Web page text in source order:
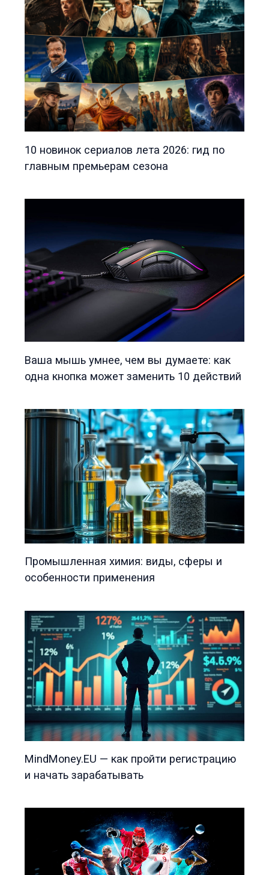
10 новинок сериалов лета 2026: гид по
главным премьерам сезона
Ваша мышь умнее, чем вы думаете: как
одна кнопка может заменить 10 действий
Промышленная химия: виды, сферы и
особенности применения
MindMoney.EU — как пройти регистрацию
и начать зарабатывать